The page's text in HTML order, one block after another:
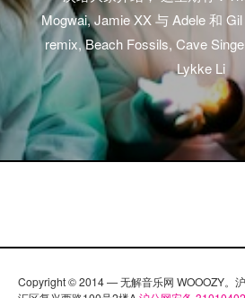
Mogwai, Jamie XX 与 Adele 和
remix, Beach Fossils, Cave
Lykke Li
Copyright © 2014 — 无解音乐网 WOOOZY。